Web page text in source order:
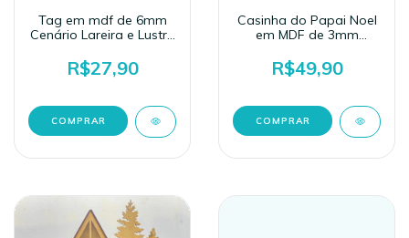
Tag em mdf de 6mm
Cenário Lareira e Lustre
R$27,90
Casinha do Papai Noel
em MDF de 3mm
R$49,90